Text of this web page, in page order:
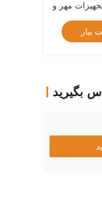
مهر و
ماشین
کیسه زیپبیار
بگیرید